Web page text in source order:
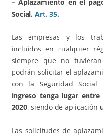
– Aplazamiento en el
Social. Art. 35.
Las empresas y los
incluidos en cualquier
siempre que no
podrán solicitar el
con la Seguridad Social
ingreso tenga lugar
2020, siendo de aplicación
Las solicitudes de